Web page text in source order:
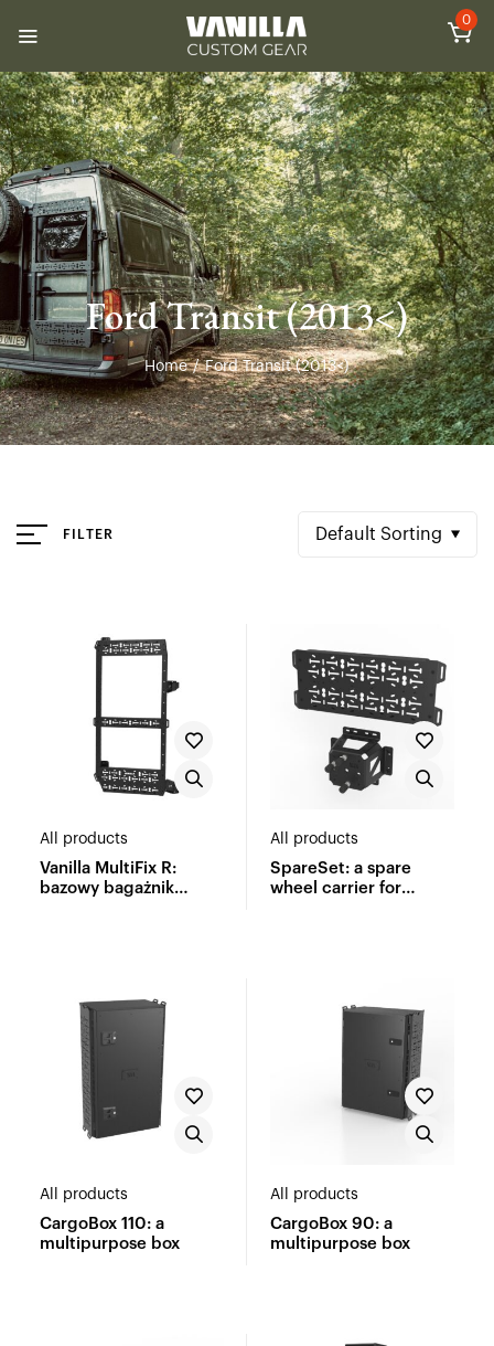
0
Ford Transit (2013<)
Home / Ford Transit (2013<)
FILTER Default Sorting
All products
Vanilla MultiFix R:
bazowy bagażnik
All products
SpareSet: a spare
wheel carrier for
All products
CargoBox 110: a
multipurpose box
All products
CargoBox 90: a
multipurpose box